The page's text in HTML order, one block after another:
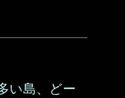
い島、どー